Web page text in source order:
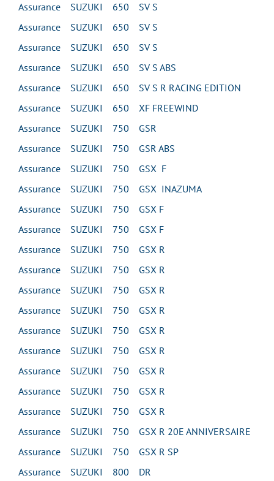
Assurance SUZUKI 650 SV S
Assurance SUZUKI 650 SV S
Assurance SUZUKI 650 SV S
Assurance SUZUKI 650 SV S ABS
Assurance SUZUKI 650 SV S R RACING EDITION
Assurance SUZUKI 650 XF FREEWIND
Assurance SUZUKI 750 GSR
Assurance SUZUKI 750 GSR ABS
Assurance SUZUKI 750 GSX F
Assurance SUZUKI 750 GSX INAZUMA
Assurance SUZUKI 750 GSX F
Assurance SUZUKI 750 GSX F
Assurance SUZUKI 750 GSX R
Assurance SUZUKI 750 GSX R
Assurance SUZUKI 750 GSX R
Assurance SUZUKI 750 GSX R
Assurance SUZUKI 750 GSX R
Assurance SUZUKI 750 GSX R
Assurance SUZUKI 750 GSX R
Assurance SUZUKI 750 GSX R
Assurance SUZUKI 750 GSX R
Assurance SUZUKI 750 GSX R 20E ANNIVERSAIRE
Assurance SUZUKI 750 GSX R SP
Assurance SUZUKI 800 DR